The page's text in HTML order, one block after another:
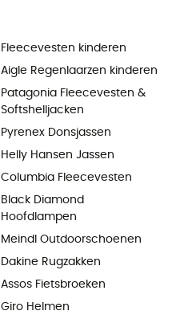
Fleecevesten kinderen
Aigle Regenlaarzen kinderen
Patagonia Fleecevesten &
Softshelljacken
Pyrenex Donsjassen
Helly Hansen Jassen
Columbia Fleecevesten
Black Diamond
Hoofdlampen
Meindl Outdoorschoenen
Dakine Rugzakken
Assos Fietsbroeken
Giro Helmen